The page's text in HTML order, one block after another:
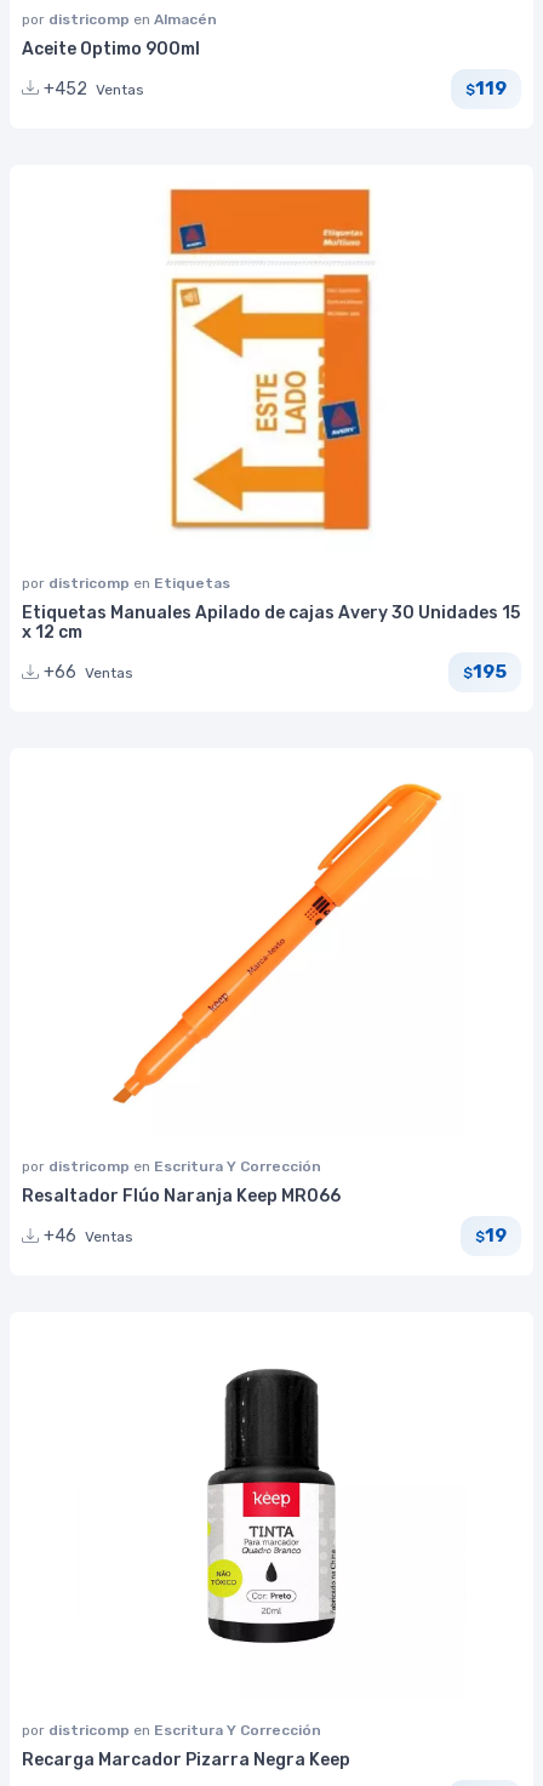
por districomp en Almacén
Aceite Optimo 900ml
+452 Ventas $119
por districomp en Etiquetas
Etiquetas Manuales Apilado de cajas Avery 30 Unidades 15
x 12 cm
+66 Ventas $195
por districomp en Escritura Y Corrección
Resaltador Flúo Naranja Keep MR066
+46 Ventas $19
por districomp en Escritura Y Corrección
Recarga Marcador Pizarra Negra Keep